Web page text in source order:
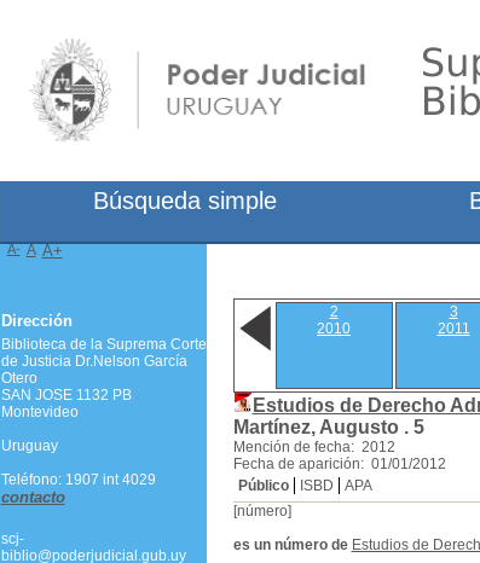
2
2010
3
2011
Estudios de Derecho
Martínez, Augusto . 5
Mención de fecha: 2012
Fecha de aparición: 01/01/2012
Público
ISBD
APA
[número]
es un número de Estudios de
Búsqueda simple
A- A A+
Dirección
Biblioteca de la Suprema Corte
de Justicia Dr.Nelson García
Otero
SAN JOSE 1132 PB
Montevideo
Uruguay
Teléfono: 1907 int 4029
contacto
scj-
biblio@poderjudicial.gub.uy